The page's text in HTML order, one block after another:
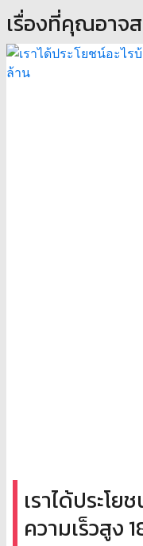
เรื่องที่คุณอาจ
เราได้ประโย
ความเร็วสูง